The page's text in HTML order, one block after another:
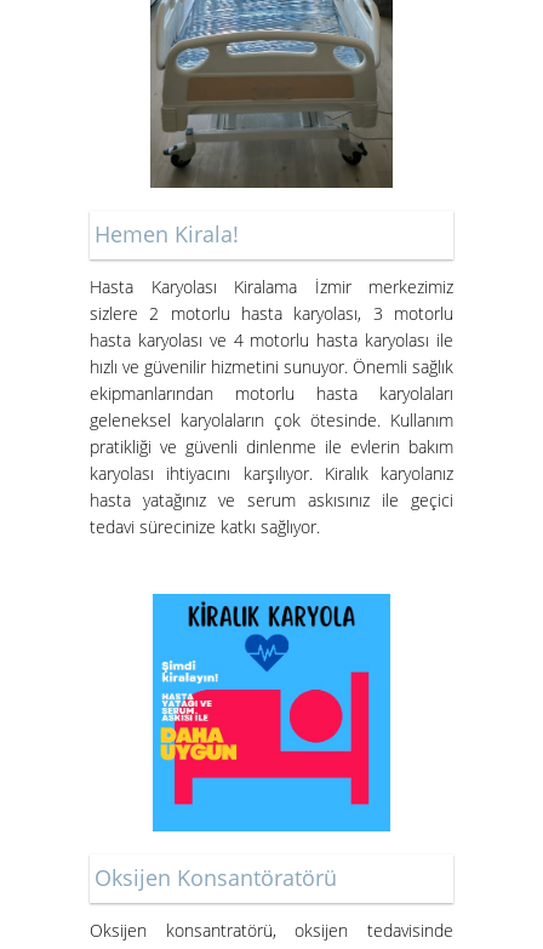
Kiralık Hasta Karyolası Bostanlı
Kiralık Hasta Karyolası
Hasta Karyolası Muğla
Hasta Karyolası Kiralama
Hizmeti
Hemen Kirala!
Hasta Karyolası Kiralama İzmir merkezimiz
sizlere 2 motorlu hasta karyolası, 3 motorlu
hasta karyolası ve 4 motorlu hasta karyolası ile
hızlı ve güvenilir hizmetini sunuyor. Önemli sağlık
ekipmanlarından motorlu hasta karyolaları
geleneksel karyolaların çok ötesinde. Kullanım
pratikliği ve güvenli dinlenme ile evlerin bakım
karyolası ihtiyacını karşılıyor. Kiralık karyolanız
hasta yatağınız ve serum askısınız ile geçici
tedavi sürecinize katkı sağlıyor.
Oksijen Konsantöratörü
Oksijen konsantratörü, oksijen tedavisinde